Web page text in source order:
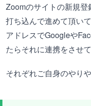
Zoomのサイトの新規
打ち込んで進めて頂い
アドレスでGoogleや
たらそれに連携をさせ
それぞれご自身のやり